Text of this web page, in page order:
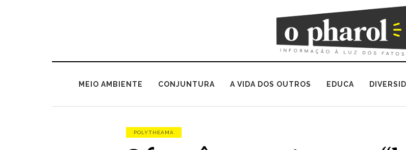
MEIO AMBIENTE CONJUNTURA A VIDA DOS OUTROS EDUCA
POLYTHEAMA